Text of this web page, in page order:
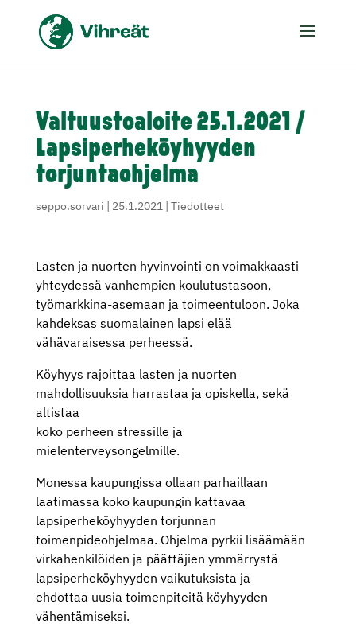
Valtuustoaloite 25.1.2021 /
Lapsiperheköyhyyden
torjuntaohjelma
seppo.sorvari | 25.1.2021| Tiedotteet
Lasten ja nuorten hyvinvointi on voimakkaasti
yhteydessä vanhempien koulutustasoon,
työmarkkina-asemaan ja toimeentuloon. Joka
kahdeksas suomalainen lapsi elää
vähävaraisessa perheessä.
Köyhyys rajoittaa lasten ja nuorten
mahdollisuuksia harrastaa ja opiskella, sekä
altistaa
koko perheen stressille ja
mielenterveysongelmille.
Monessa kaupungissa ollaan parhaillaan
laatimassa koko kaupungin kattavaa
lapsiperheköyhyyden torjunnan
toimenpideohjelmaa. Ohjelma pyrkii lisäämään
virkahenkilöiden ja päättäjien ymmärrystä
lapsiperheköyhyyden vaikutuksista ja
ehdottaa uusia toimenpiteitä köyhyyden
vähentämiseksi.